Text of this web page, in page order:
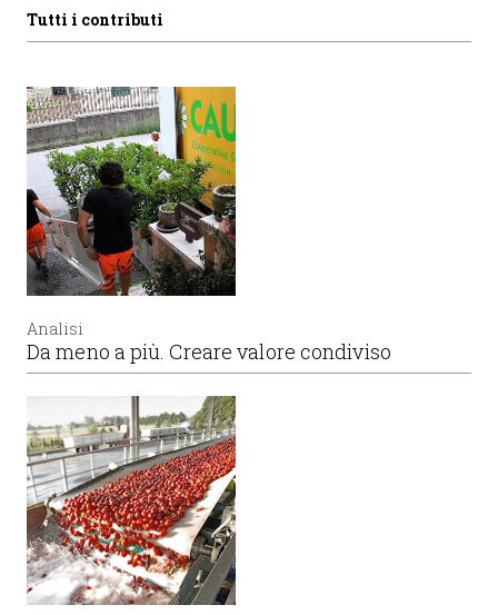
Tutti i contributi
Analisi
Da meno a più. Creare valore condiviso